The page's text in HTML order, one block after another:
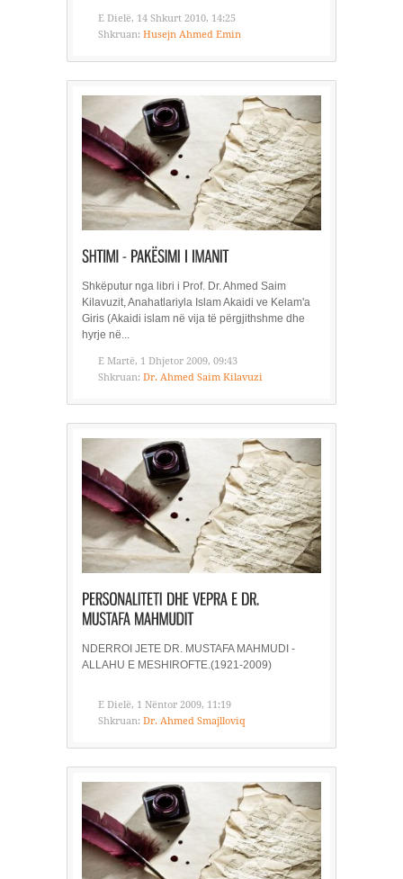
E Dielë, 14 Shkurt 2010, 14:25
Shkruan: Husejn Ahmed Emin
Shkëputur nga libri i Prof. Dr. Ahmed Saim
Kilavuzit, Anahatlariyla Islam Akaidi ve Kelam'a
Giris (Akaidi islam në vija të përgjithshme dhe
hyrje në...
E Martë, 1 Dhjetor 2009, 09:43
Shkruan: Dr. Ahmed Saim Kilavuzi
NDERROI JETE DR. MUSTAFA MAHMUDI -
ALLAHU E MESHIROFTE.(1921-2009)
E Dielë, 1 Nëntor 2009, 11:19
Shkruan: Dr. Ahmed Smajlloviq